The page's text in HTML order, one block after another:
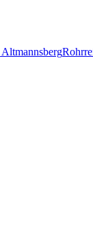
Altmannsberg